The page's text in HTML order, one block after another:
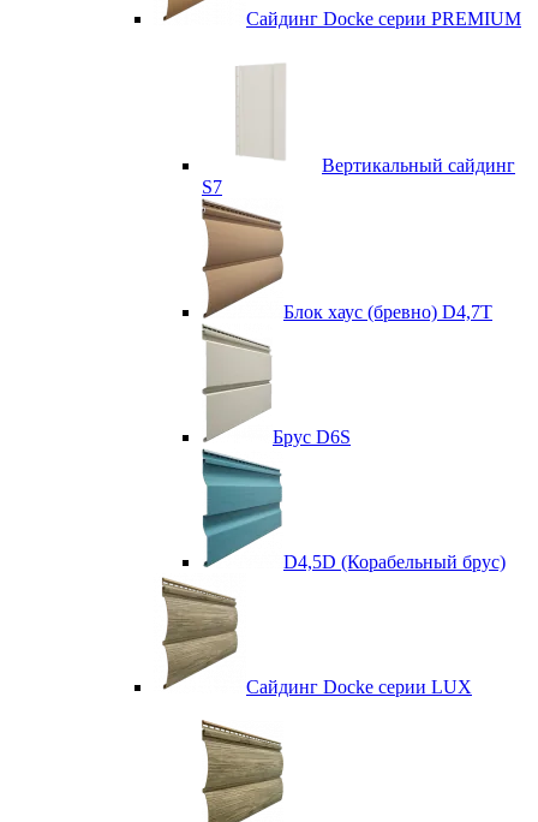
Сайдинг Docke серии PREMIUM
Вертикальный сайдинг
S7
Блок хаус (бревно) D4,7T
Брус D6S
D4,5D (Корабельный брус)
Сайдинг Docke серии LUX